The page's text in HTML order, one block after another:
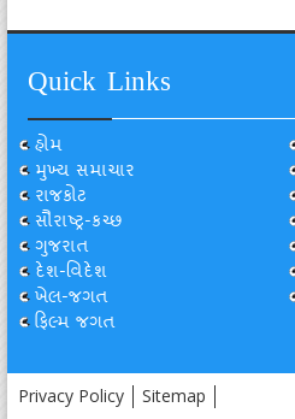
Quick Links
હોમ
મુખ્ય સમાચાર
રાજકોટ
સૌરાષ્ટ્ર-કચ્છ
ગુજરાત
દેશ-વિદેશ
ખેલ-જગત
ફિલ્મ જગત
Privacy Policy Sitemap